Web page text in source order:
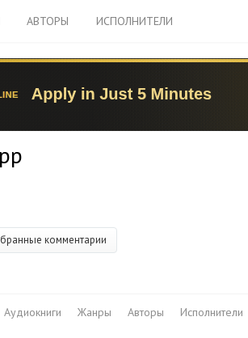
АВТОРЫ ИСПОЛНИТЕЛИ
комментарии
Аудиокниги Жанры Авторы Исполнители